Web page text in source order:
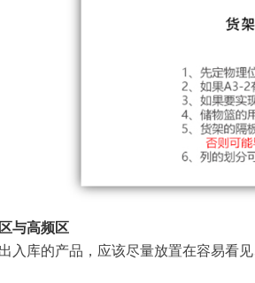
与高频区
入库的产品，应该尽量放置在容易看